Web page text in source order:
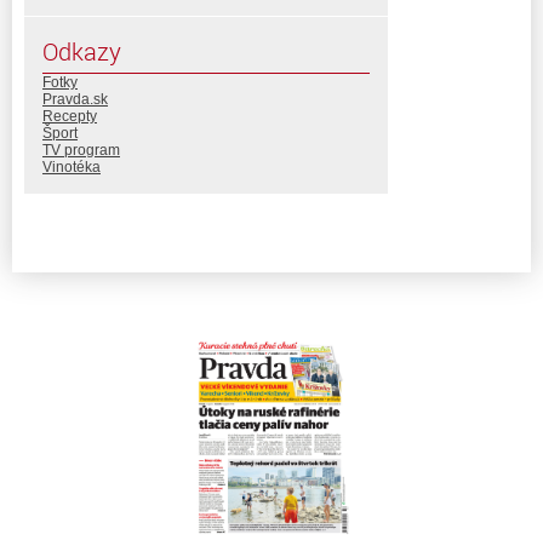
Odkazy
Fotky
Pravda.sk
Recepty
Šport
TV program
Vinotéka